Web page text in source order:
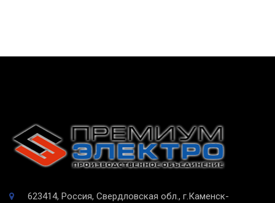
623414, Россия, Свердловская обл., г.Каменск-